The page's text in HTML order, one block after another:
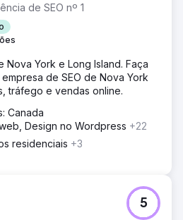
de SEO nº 1
Nova York e Long Island. Faça
de SEO de Nova York
tráfego e vendas online.
Canada
Design no Wordpress +22
residenciais +3
5